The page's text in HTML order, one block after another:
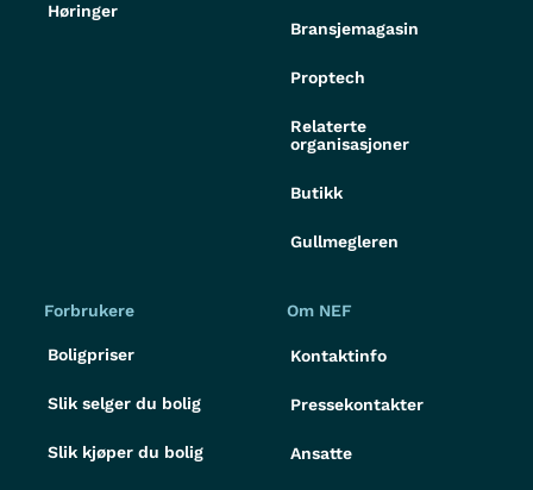
Høringer
Bransjemagasin
Proptech
Relaterte
organisasjoner
Butikk
Gullmegleren
Forbrukere
Boligpriser
Slik selger du bolig
Slik kjøper du bolig
Om NEF
Kontaktinfo
Pressekontakter
Ansatte